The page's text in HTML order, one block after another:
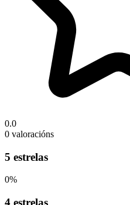
0.0
0 valoracións
5 estrelas
0%
4 estrelas